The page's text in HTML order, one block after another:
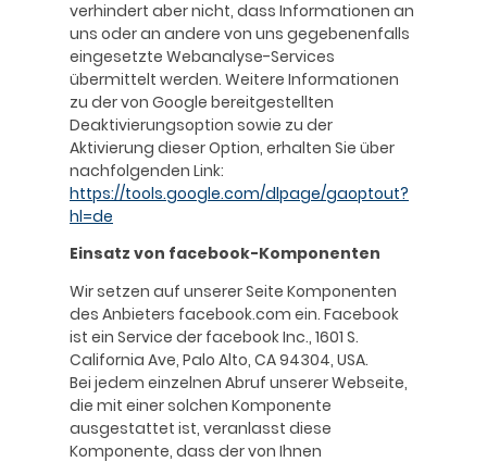
verhindert aber nicht, dass Informationen an
uns oder an andere von uns gegebenenfalls
eingesetzte Webanalyse-Services
übermittelt werden. Weitere Informationen
zu der von Google bereitgestellten
Deaktivierungsoption sowie zu der
Aktivierung dieser Option, erhalten Sie über
nachfolgenden Link:
https://tools.google.com/dlpage/gaoptout?
hl=de
Einsatz von facebook-Komponenten
Wir setzen auf unserer Seite Komponenten
des Anbieters facebook.com ein. Facebook
ist ein Service der facebook Inc., 1601 S.
California Ave, Palo Alto, CA 94304, USA.
Bei jedem einzelnen Abruf unserer Webseite,
die mit einer solchen Komponente
ausgestattet ist, veranlasst diese
Komponente, dass der von Ihnen